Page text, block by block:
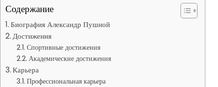
Содержание
Биография Александр Пушной
Достижения
Спортивные достижения
Академические достижения
Карьера
Профессиональная карьера